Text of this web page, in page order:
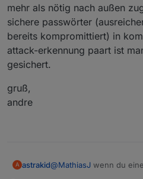
mehr als nötig nach außen
sichere passwörter
bereits kompromittiert) in
attack-erkennung paart ist
gesichert.
gruß,
andre
A astrakid@MathiasJ wenn du